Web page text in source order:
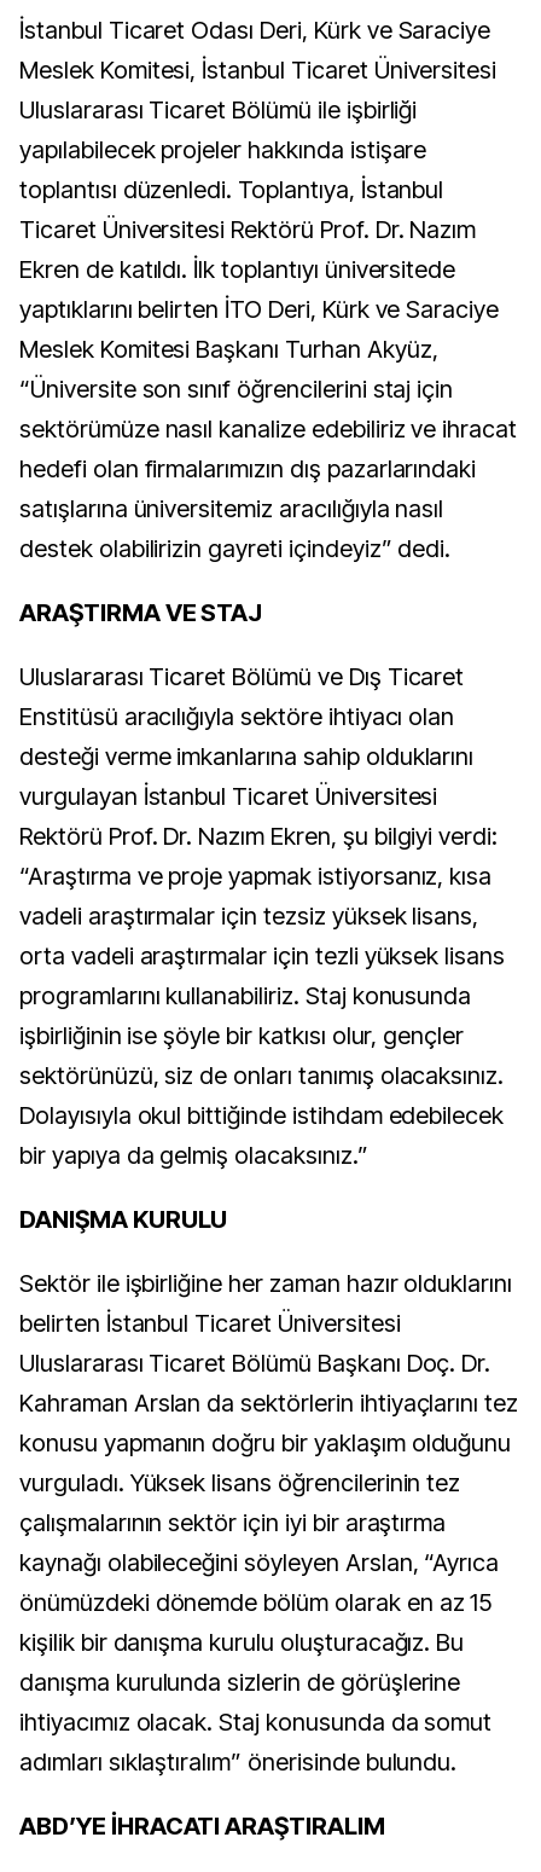
İstanbul Ticaret Odası Deri, Kürk ve Saraciye
Meslek Komitesi, İstanbul Ticaret Üniversitesi
Uluslararası Ticaret Bölümü ile işbirliği
yapılabilecek projeler hakkında istişare
toplantısı düzenledi. Toplantıya, İstanbul
Ticaret Üniversitesi Rektörü Prof. Dr. Nazım
Ekren de katıldı. İlk toplantıyı üniversitede
yaptıklarını belirten İTO Deri, Kürk ve Saraciye
Meslek Komitesi Başkanı Turhan Akyüz,
“Üniversite son sınıf öğrencilerini staj için
sektörümüze nasıl kanalize edebiliriz ve ihracat
hedefi olan firmalarımızın dış pazarlarındaki
satışlarına üniversitemiz aracılığıyla nasıl
destek olabilirizin gayreti içindeyiz” dedi.
ARAŞTIRMA VE STAJ
Uluslararası Ticaret Bölümü ve Dış Ticaret
Enstitüsü aracılığıyla sektöre ihtiyacı olan
desteği verme imkanlarına sahip olduklarını
vurgulayan İstanbul Ticaret Üniversitesi
Rektörü Prof. Dr. Nazım Ekren, şu bilgiyi verdi:
“Araştırma ve proje yapmak istiyorsanız, kısa
vadeli araştırmalar için tezsiz yüksek lisans,
orta vadeli araştırmalar için tezli yüksek lisans
programlarını kullanabiliriz. Staj konusunda
işbirliğinin ise şöyle bir katkısı olur, gençler
sektörünüzü, siz de onları tanımış olacaksınız.
Dolayısıyla okul bittiğinde istihdam edebilecek
bir yapıya da gelmiş olacaksınız.”
DANIŞMA KURULU
Sektör ile işbirliğine her zaman hazır olduklarını
belirten İstanbul Ticaret Üniversitesi
Uluslararası Ticaret Bölümü Başkanı Doç. Dr.
Kahraman Arslan da sektörlerin ihtiyaçlarını tez
konusu yapmanın doğru bir yaklaşım olduğunu
vurguladı. Yüksek lisans öğrencilerinin tez
çalışmalarının sektör için iyi bir araştırma
kaynağı olabileceğini söyleyen Arslan, “Ayrıca
önümüzdeki dönemde bölüm olarak en az 15
kişilik bir danışma kurulu oluşturacağız. Bu
danışma kurulunda sizlerin de görüşlerine
ihtiyacımız olacak. Staj konusunda da somut
adımları sıklaştıralım” önerisinde bulundu.
ABD’YE İHRACATI ARAŞTIRALIM